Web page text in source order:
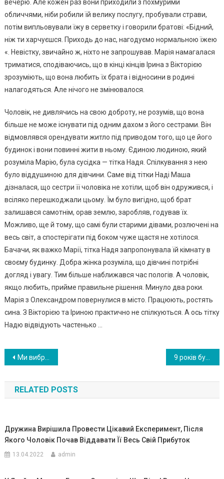
вечерю. Але кожен раз вони приходили з похмурими
обличчями, ніби робили їй велику послугу, пробували страви,
потім випльовували їжу в серветку і говорили братові: «Бідний,
ніж ти харчуєшся. Приходь до нас, нагодуємо нормальною їжею
«. Невістку, звичайно ж, ніхто не запрошував. Марія намагалася
триматися, сподіваючись, що в кінці кінців Ірина з Вікторією
зрозуміють, що вона любить їх брата і відносини в родині
налагодяться. Але нічого не змінювалося.
Чоловік, не дивлячись на свою доброту, не розумів, що вона
більше не може існувати під одним дахом з його сестрами. Він
відмовлявся орендувати житло під приводом того, що це його
будинок і вони повинні жити в ньому. Єдиною людиною, який
розуміла Марію, була сусідка — тітка Надя. Спілкування з нею
було віддушиною для дівчини. Саме від тітки Наді Маша
дізналася, що сестри її чоловіка не хотіли, щоб він одружився, і
всіляко перешкоджали цьому. Їм було вигідно, щоб брат
залишався самотнім, орав землю, заробляв, годував їх.
Можливо, ще й тому, що самі були старими дівами, розлючені на
весь світ, а спостерігати під боком чуже щастя не хотілося.
Бачачи, як важко Марії, тітка Надя запропонувала їй кімнату в
своєму будинку. Добра жінка розуміла, що дівчині потрібні
догляд і увагу. Тим більше наближався час пологів. А чоловік,
якщо любить, прийме правильне рішення. Минуло два роки.
Марія з Олександром повернулися в місто. Працюють, ростять
сина. З Вікторією та Іриною практично не спілкуються. А ось тітку
Надю відвідують частенько …
Навигация
по
записям
Ми вибрали медовий місяць в селі поруч зі свекрухою замість Балі… 9 років була на заробітках і вирішила повертатися додому. Радісна — взяла квитки на автобус. Але на вокзалі рідного міста навіть ніхто не зустрів — їй стало зрозуміло: це початок кінця
RELATED POSTS
Дружина Вирішила Провести Цікавий Експеримент, Після
Якого Чоловік Почав Віддавати Її Весь Свій Прибуток
13.04.2022 admin